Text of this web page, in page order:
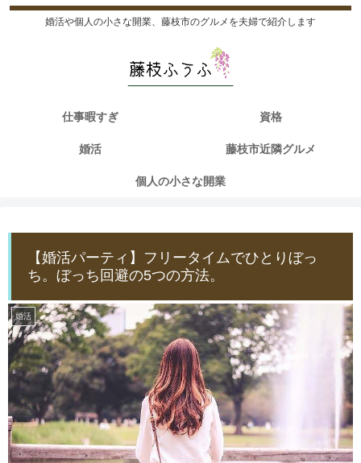
婚活や個人の小さな開業、藤枝市のグルメを夫婦で紹介します
仕事暇すぎ 資格
婚活 藤枝市近隣グルメ
個人の小さな開業
【婚活パーティ】フリータイムでひとりぼっ
ち。ぼっち回避の5つの方法。
婚活